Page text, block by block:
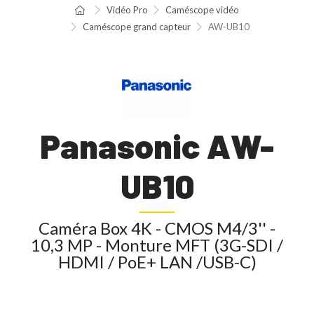
Vidéo Pro
Caméscope vidéo
Caméscope grand capteur
AW-UB10
Panasonic AW-
UB10
Caméra Box 4K - CMOS M4/3'' -
10,3 MP - Monture MFT (3G-SDI /
HDMI / PoE+ LAN /USB-C)